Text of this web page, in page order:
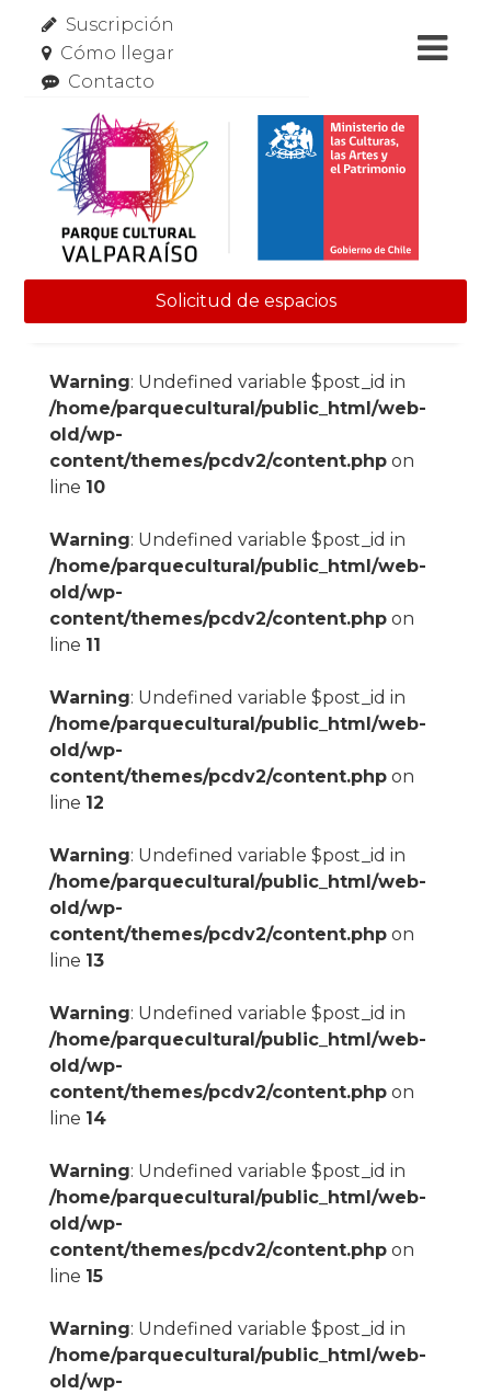
Suscripción
Cómo llegar
Contacto
Solicitud de espacios
Warning: Undefined variable $post_id in
/home/parquecultural/public_html/web-
old/wp-
content/themes/pcdv2/content.phpon
line 10
Warning: Undefined variable $post_id in
/home/parquecultural/public_html/web-
old/wp-
content/themes/pcdv2/content.phpon
line 11
Warning: Undefined variable $post_id in
/home/parquecultural/public_html/web-
old/wp-
content/themes/pcdv2/content.phpon
line 12
Warning: Undefined variable $post_id in
/home/parquecultural/public_html/web-
old/wp-
content/themes/pcdv2/content.phpon
line 13
Warning: Undefined variable $post_id in
/home/parquecultural/public_html/web-
old/wp-
content/themes/pcdv2/content.phpon
line 14
Warning: Undefined variable $post_id in
/home/parquecultural/public_html/web-
old/wp-
content/themes/pcdv2/content.phpon
line 15
Warning: Undefined variable $post_id in
/home/parquecultural/public_html/web-
old/wp-